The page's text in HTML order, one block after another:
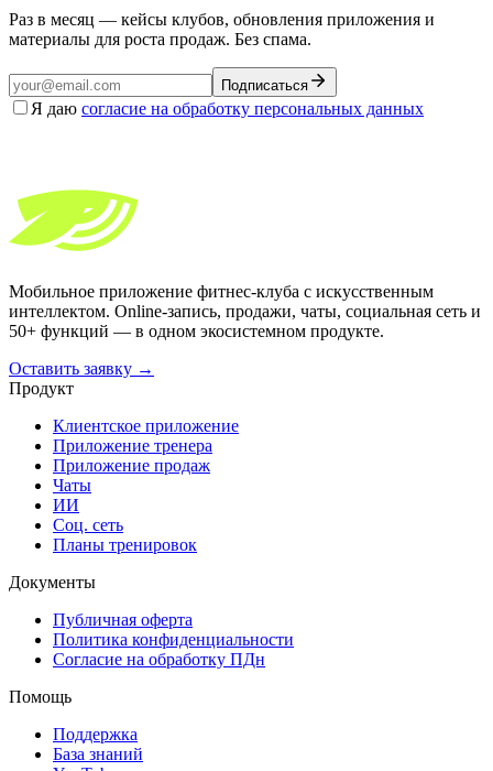
Раз в месяц — кейсы клубов, обновления приложения и
материалы для роста продаж. Без спама.
Подписаться
Я даю согласие на обработку персональных данных
Мобильное приложение фитнес-клуба с искусственным
интеллектом. Online-запись, продажи, чаты, социальная сеть и
50+ функций — в одном экосистемном продукте.
Оставить заявку →
Продукт
Клиентское приложение
Приложение тренера
Приложение продаж
Чаты
ИИ
Соц. сеть
Планы тренировок
Документы
Публичная оферта
Политика конфиденциальности
Согласие на обработку ПДн
Помощь
Поддержка
База знаний